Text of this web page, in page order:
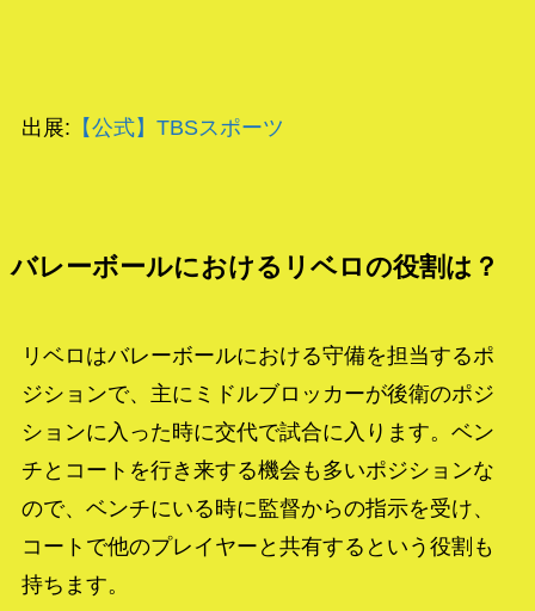
出展: 【公式】TBSスポーツ
バレーボールにおけるリベロの役割は？
リベロはバレーボールにおける守備を担当するポ
ジションで、主にミドルブロッカーが後衛のポジ
ションに入った時に交代で試合に入ります。ベン
チとコートを行き来する機会も多いポジションな
ので、ベンチにいる時に監督からの指示を受け、
コートで他のプレイヤーと共有するという役割も
持ちます。